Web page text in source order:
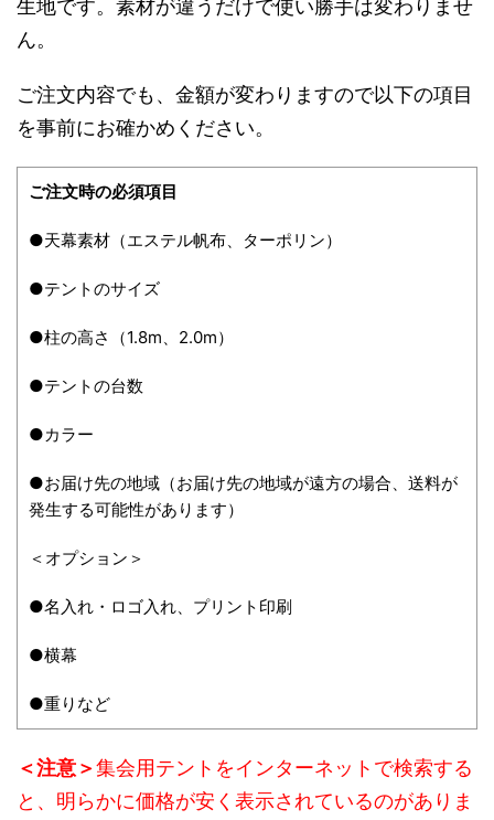
生地です。素材が違うだけで使い勝手は変わりませ
ん。
ご注文内容でも、金額が変わりますので以下の項目
を事前にお確かめください。
ご注文時の必須項目
●天幕素材（エステル帆布、ターポリン）
●テントのサイズ
●柱の高さ（1.8m、2.0m）
●テントの台数
●カラー
●お届け先の地域（お届け先の地域が遠方の場合、送料が
発生する可能性があります）
＜オプション＞
●名入れ・ロゴ入れ、プリント印刷
●横幕
●重りなど
＜注意＞集会用テントをインターネットで検索する
と、明らかに価格が安く表示されているのがありま